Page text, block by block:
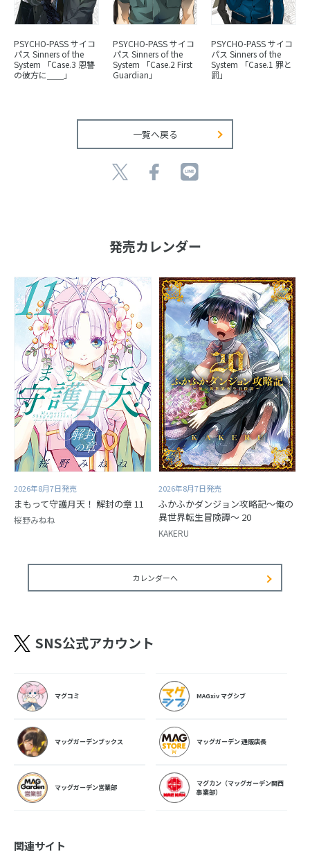
PSYCHO-PASS サイコ
パス Sinners of the
System 「Case.3 恩讐
の彼方に＿＿」
PSYCHO-PASS サイコ
パス Sinners of the
System 「Case.2 First
Guardian」
PSYCHO-PASS サイコ
パス Sinners of the
System 「Case.1 罪と
罰」
一覧へ戻る
発売カレンダー
2026年8月7日発売
まもって守護月天！ 解封の章 11
桜野みねね
2026年8月7日発売
ふかふかダンジョン攻略記～俺の
異世界転生冒険譚～ 20
KAKERU
カレンダーへ
SNS公式アカウント
マグコミ MAGxiv マグシブ
マッグガーデンブックス マッグガーデン 通販店長
マッグガーデン営業部
マグカン（マッグガーデン関西
事業部）
関連サイト